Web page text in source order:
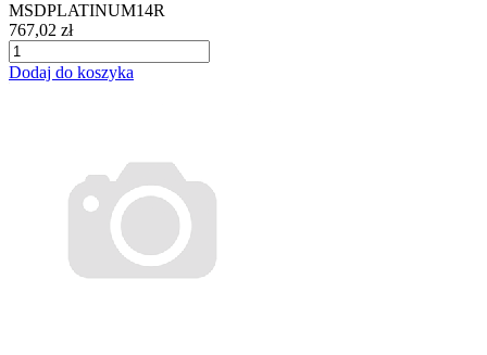
MSDPLATINUM14R
767,02 zł
Dodaj do koszyka